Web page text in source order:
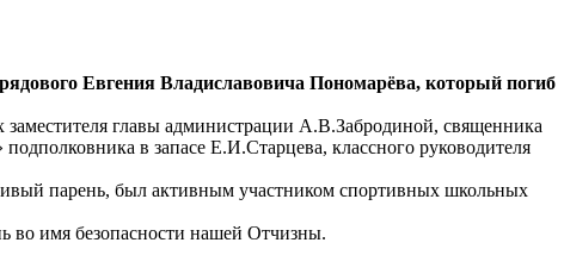
Евгения Владиславовича Пономарёва, который погиб
главы администрации А.В.Забродиной, священника
в запасе Е.И.Старцева, классного руководителя
парень, был активным участником спортивных школьных
во имя безопасности нашей Отчизны.